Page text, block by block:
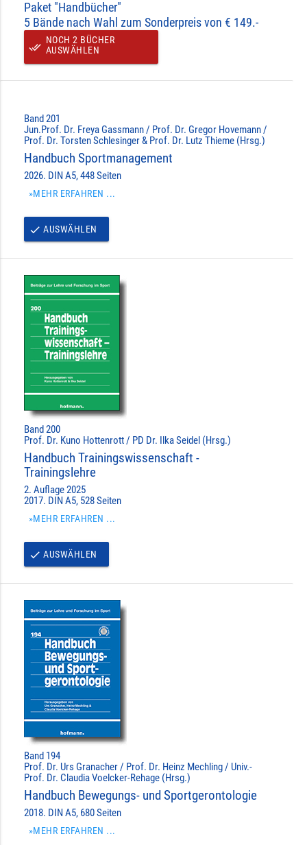
Paket "Handbücher"
5 Bände nach Wahl zum Sonderpreis von € 149.-
done_all
NOCH 2 BÜCHER
AUSWÄHLEN
Band 201
Jun.Prof. Dr. Freya Gassmann / Prof. Dr. Gregor Hovemann /
Prof. Dr. Torsten Schlesinger & Prof. Dr. Lutz Thieme (Hrsg.)
Handbuch Sportmanagement
2026. DIN A5, 448 Seiten
»MEHR ERFAHREN ...
done AUSWÄHLEN
Band 200
Prof. Dr. Kuno Hottenrott / PD Dr. Ilka Seidel (Hrsg.)
Handbuch Trainingswissenschaft -
Trainingslehre
2. Auflage 2025
2017. DIN A5, 528 Seiten
»MEHR ERFAHREN ...
done AUSWÄHLEN
Band 194
Prof. Dr. Urs Granacher / Prof. Dr. Heinz Mechling / Univ.-
Prof. Dr. Claudia Voelcker-Rehage (Hrsg.)
Handbuch Bewegungs- und Sportgerontologie
2018. DIN A5, 680 Seiten
»MEHR ERFAHREN ...